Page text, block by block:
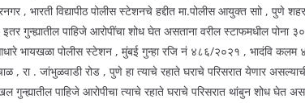
, भारती विद्यापीठ पोलीस स्टेशनचे हद्दीत मा.पोलीस आयुक्त साो , पुणे
गुन्ह्यातील पाहिजे आरोपींचा शोध घेत असताना वरील स्टाफमधील पोना
आधारे भायखळा पोलीस स्टेशन , मुंबई गुन्हा रजि नं ४८६/२०२१ , भादंवि
, रा . जांभुळवाडी रोड , पुणे हा त्याचे रहाते घराचे परिसरात येणार असल्याची
पाहिजे आरोपीचा त्याचे रहाते घराचे परिसरात थांबुन शोध घेत